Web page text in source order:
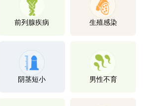
前列腺疾病 生殖感染
阴茎短小 男性不育